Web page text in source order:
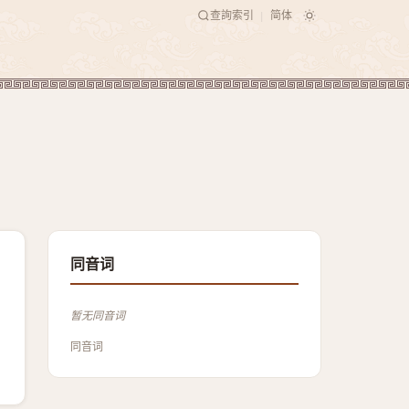
查詢索引 简体
同音词
暂无同音词
同音词